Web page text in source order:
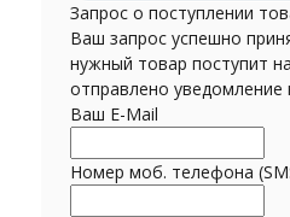
Запрос о поступлении
Ваш запрос успешно
нужный товар поступит
отправлено уведомление
Ваш E-Mail
Номер моб. телефона